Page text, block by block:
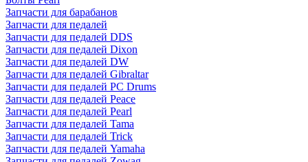
Запчасти для барабанов
Запчасти для педалей
Запчасти для педалей DDS
Запчасти для педалей Dixon
Запчасти для педалей DW
Запчасти для педалей Gibraltar
Запчасти для педалей PC Drums
Запчасти для педалей Peace
Запчасти для педалей Pearl
Запчасти для педалей Tama
Запчасти для педалей Trick
Запчасти для педалей Yamaha